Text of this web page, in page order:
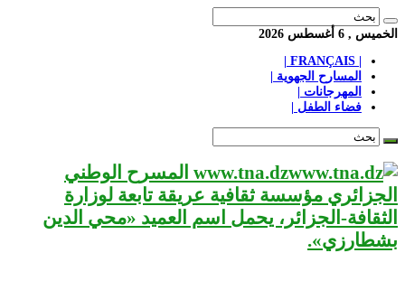
الخميس , 6 أغسطس 2026
المسارح الجهوية |
المهرجانات |
فضاء الطفل |
www.tna.dz المسرح الوطني
الجزائري مؤسسة ثقافية عريقة تابعة لوزارة
الثقافة-الجزائر، يحمل اسم العميد «محي الدين
بشطارزي».